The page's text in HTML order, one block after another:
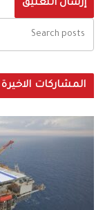
المشاركات الاخيرة